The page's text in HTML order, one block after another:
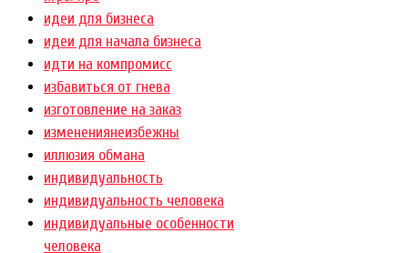
идеи для бизнеса
идеи для начала бизнеса
идти на компромисс
избавиться от гнева
изготовление на заказ
изменениянеизбежны
иллюзия обмана
индивидуальность
индивидуальность человека
индивидуальные особенности
человека